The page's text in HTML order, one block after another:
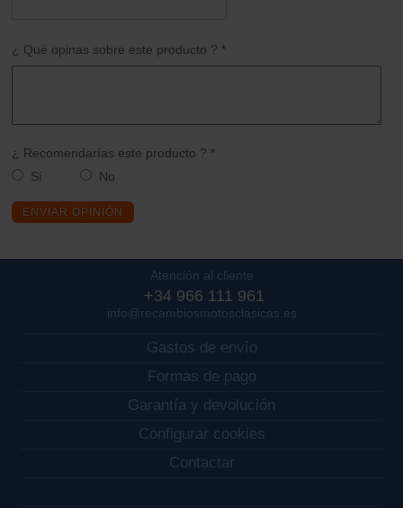
¿ Qué opinas sobre este producto ? *
¿ Recomendarías este producto ? *
Sí
No
ENVIAR OPINIÓN
Atención al cliente
+34 966 111 961
info@recambiosmotosclasicas.es
Gastos de envío
Formas de pago
Garantía y devolución
Configurar cookies
Contactar